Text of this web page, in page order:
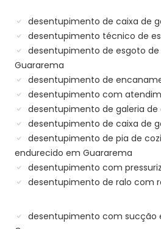
desentupimento de caixa de
desentupimento técnico de
desentupimento de esgoto
Guararema
desentupimento de
desentupimento com
desentupimento de galeria
desentupimento de caixa de
desentupimento de pia de
endurecido em Guararema
desentupimento com
desentupimento de ralo com
desentupimento com sucção